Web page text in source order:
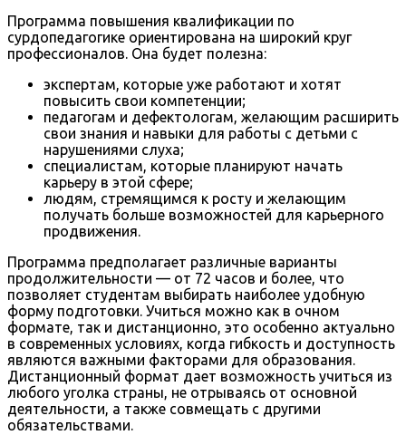
Программа повышения квалификации по
сурдопедагогике ориентирована на широкий круг
профессионалов. Она будет полезна:
экспертам, которые уже работают и хотят
повысить свои компетенции;
педагогам и дефектологам, желающим расширить
свои знания и навыки для работы с детьми с
нарушениями слуха;
специалистам, которые планируют начать
карьеру в этой сфере;
людям, стремящимся к росту и желающим
получать больше возможностей для карьерного
продвижения.
Программа предполагает различные варианты
продолжительности — от 72 часов и более, что
позволяет студентам выбирать наиболее удобную
форму подготовки. Учиться можно как в очном
формате, так и дистанционно, это особенно актуально
в современных условиях, когда гибкость и доступность
являются важными факторами для образования.
Дистанционный формат дает возможность учиться из
любого уголка страны, не отрываясь от основной
деятельности, а также совмещать с другими
обязательствами.